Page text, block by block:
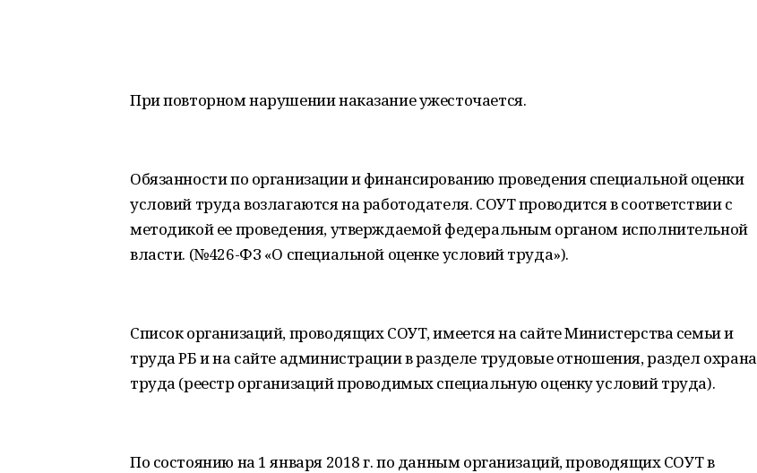
При повторном нарушении наказание ужесточается.
Обязанности по организации и финансированию проведения специальной оценки
условий труда возлагаются на работодателя. СОУТ проводится в соответствии с
методикой ее проведения, утверждаемой федеральным органом исполнительной
власти. (№426-ФЗ «О специальной оценке условий труда»).
Список организаций, проводящих СОУТ, имеется на сайте Министерства семьи и
труда РБ и на сайте администрации в разделе трудовые отношения, раздел охрана
труда (реестр организаций проводимых специальную оценку условий труда).
По состоянию на 1 января 2018 г. по данным организаций, проводящих СОУТ в